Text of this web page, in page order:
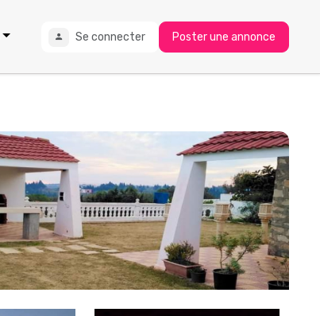
Se connecter Poster une annonce